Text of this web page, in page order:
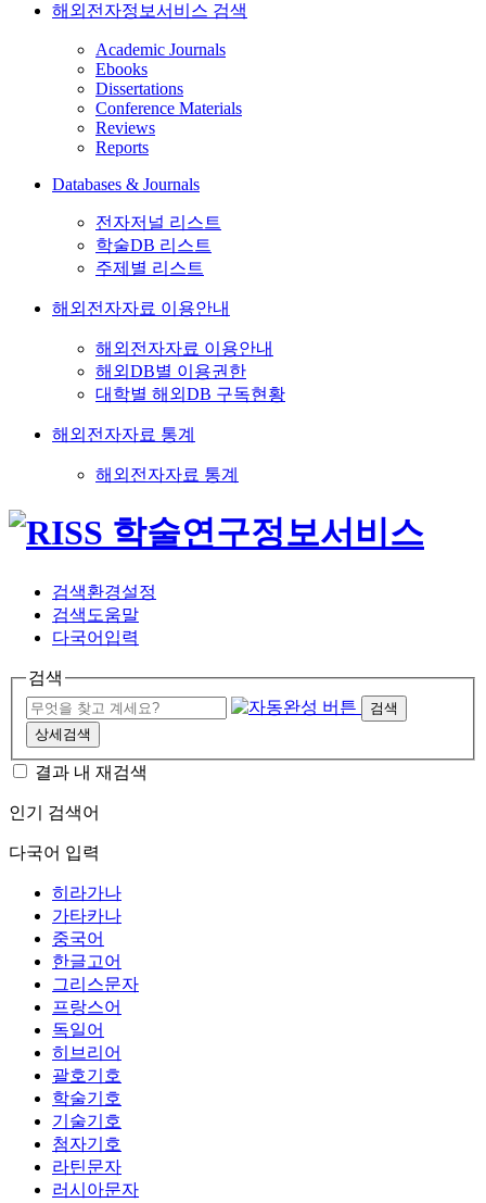
해외전자정보서비스 검색
Academic Journals
Ebooks
Dissertations
Conference Materials
Reviews
Reports
Databases & Journals
전자저널 리스트
학술DB 리스트
주제별 리스트
해외전자자료 이용안내
해외전자자료 이용안내
해외DB별 이용권한
대학별 해외DB 구독현황
해외전자자료 통계
해외전자자료 통계
검색환경설정
검색도움말
다국어입력
검색
검색
상세검색
결과 내 재검색
인기 검색어
다국어 입력
히라가나
가타카나
중국어
한글고어
그리스문자
프랑스어
독일어
히브리어
괄호기호
학술기호
기술기호
첨자기호
라틴문자
러시아문자